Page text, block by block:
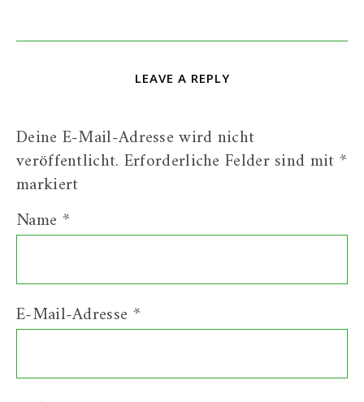
LEAVE A REPLY
Deine E-Mail-Adresse wird nicht
veröffentlicht. Erforderliche Felder sind mit*
markiert
Name *
E-Mail-Adresse *